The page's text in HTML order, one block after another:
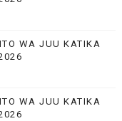
WA JUU KATIKA
WA JUU KATIKA